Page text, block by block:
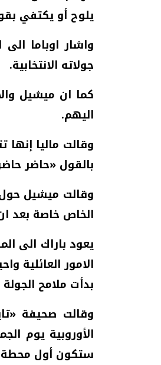
يلوح أو يكتفي
واشار اوباما
جولاته الانتخابية.
كما ان ميشيل
اليهم.
وقالت ماليا
بالقول «حاضر
وقالت ميشيل حول
الخاص خاصة بعد
يعود باراك الى
الامور العائلية
بدأت ملامح
وقالت صحيفة
الأوروبية يوم
ستكون أول